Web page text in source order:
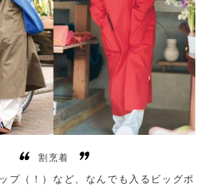
割烹着
プ（！）など、なんでも入るビッグポ